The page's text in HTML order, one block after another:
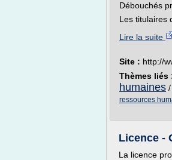
Débouchés
Les titulaires
Lire la suite
Site : http://
Thèmes liés
humaines /
ressources
Licence -
La licence